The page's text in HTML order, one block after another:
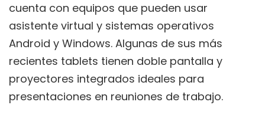
cuenta con equipos que pueden usar
asistente virtual y sistemas operativos
Android y Windows. Algunas de sus más
recientes tablets tienen doble pantalla y
proyectores integrados ideales para
presentaciones en reuniones de trabajo.